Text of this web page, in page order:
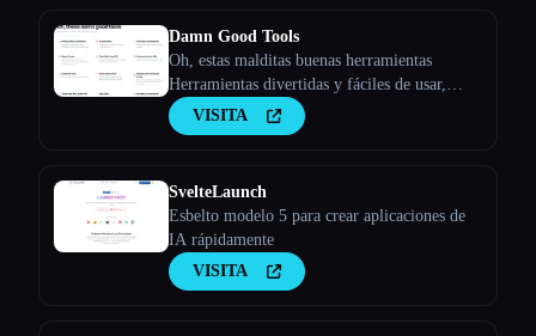
Damn Good Tools
Oh, estas malditas buenas herramientas
Herramientas divertidas y fáciles de usar,
gratuitas (y de código abierto).
VISITA
SvelteLaunch
Esbelto modelo 5 para crear aplicaciones de
IA rápidamente
VISITA